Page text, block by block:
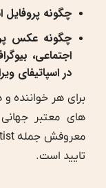
چگونه پروفایل
چگونه عکس
اجتماعی،
در اسپاتیفای
برای هر خواننده
های معتبر
تایید است.